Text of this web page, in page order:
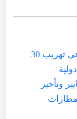
موظفة بمطار مانشستر متورطة في تهريب 30
وتأخير